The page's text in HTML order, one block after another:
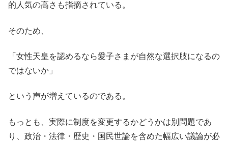
的人気の高さも指摘されている。
そのため、
「女性天皇を認めるなら愛子さまが自然な選択肢になるの
ではないか」
という声が増えているのである。
もっとも、実際に制度を変更するかどうかは別問題であ
り、政治・法律・歴史・国民世論を含めた幅広い議論が必